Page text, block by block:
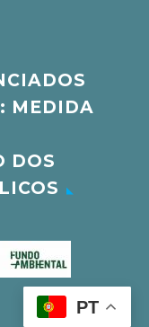
MEDIDA
DOS
PT